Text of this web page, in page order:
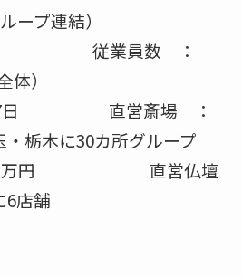
たサービスで唯一「取り
数を超えた。理由として
い命に宿るような気がす
されそう」など故人の安
が票を集める傍ら、都市
足」や、「墓の管理」を
ど、現代人が抱えるお墓
価されている一面も垣間